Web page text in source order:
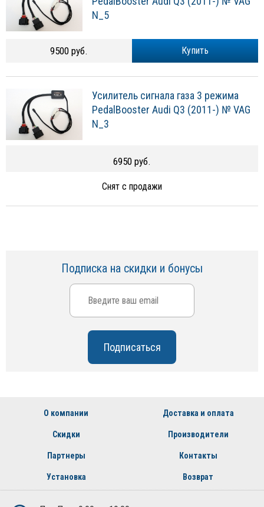
N_5
Купить
9500 руб.
Усилитель сигнала газа 3 режима
PedalBooster Audi Q3 (2011-) № VAG
N_3
6950 руб.
Снят с продажи
Подписка на скидки и бонусы
О компании Доставка и оплата
Скидки Производители
Партнеры Контакты
Установка Возврат